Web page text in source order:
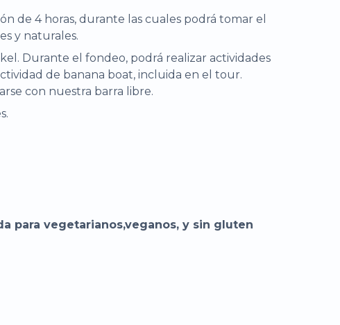
de 4 horas, durante las cuales podrá tomar el
y naturales.
Durante el fondeo, podrá realizar actividades
de banana boat, incluida en el tour.
con nuestra barra libre.
para vegetarianos,veganos, y sin gluten